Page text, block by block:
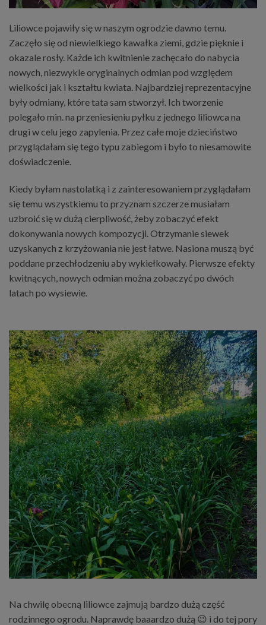
Liliowce pojawiły się w naszym ogrodzie dawno temu.
Zaczęło się od niewielkiego kawałka ziemi, gdzie pięknie i
okazale rosły. Każde ich kwitnienie zachęcało do nabycia
nowych, niezwykle oryginalnych odmian pod względem
wielkości jak i kształtu kwiata. Najbardziej reprezentacyjne
były odmiany, które tata sam stworzył. Ich tworzenie
polegało min. na przeniesieniu pyłku z jednego liliowca na
drugi w celu jego zapylenia. Przez całe moje dzieciństwo
przyglądałam się tego typu zabiegom i było to niesamowite
doświadczenie.
Kiedy byłam nastolatką i z zainteresowaniem przyglądałam
się temu wszystkiemu to przyznam szczerze musiałam
uzbroić się w dużą cierpliwość, żeby zobaczyć efekt
dokonywania nowych kompozycji. Otrzymanie siewek
uzyskanych z krzyżowania nie jest łatwe. Nasiona muszą być
poddane przechłodzeniu aby wykiełkowały. Pierwsze efekty
kwitnących, nowych odmian można zobaczyć po dwóch
latach po wysiewie.
Na chwilę obecną liliowce zajmują bardzo dużą część
rodzinnego ogrodu. Naprawdę baaardzo dużą 😉 i do tej pory